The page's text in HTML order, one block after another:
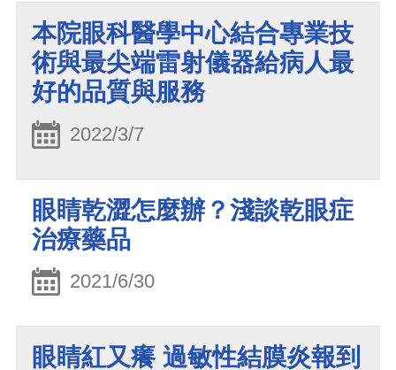
本院眼科醫學中心結合專業技
術與最尖端雷射儀器給病人最
好的品質與服務
2022/3/7
眼睛乾澀怎麼辦？淺談乾眼症
治療藥品
2021/6/30
眼睛紅又癢 過敏性結膜炎報到